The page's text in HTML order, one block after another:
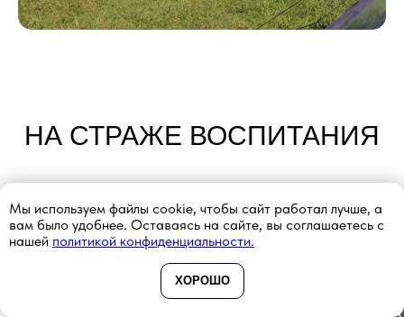
Мы используем файлы cookie, чтобы сайт работал лучше, а
вам было удобнее. Оставаясь на сайте, вы соглашаетесь с
нашей политикой конфиденциальности.
ХОРОШО
НА СТРАЖЕ ВОСПИТАНИЯ